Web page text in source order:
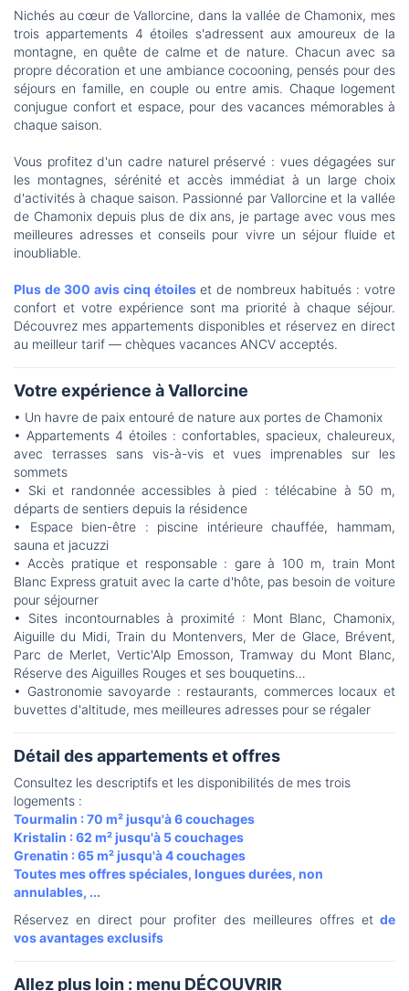
Nichés au cœur de Vallorcine, dans la vallée de Chamonix, mes
trois appartements 4 étoiles s'adressent aux amoureux de la
montagne, en quête de calme et de nature. Chacun avec sa
propre décoration et une ambiance cocooning, pensés pour des
séjours en famille, en couple ou entre amis. Chaque logement
conjugue confort et espace, pour des vacances mémorables à
chaque saison.
Vous profitez d'un cadre naturel préservé : vues dégagées sur
les montagnes, sérénité et accès immédiat à un large choix
d'activités à chaque saison. Passionné par Vallorcine et la vallée
de Chamonix depuis plus de dix ans, je partage avec vous mes
meilleures adresses et conseils pour vivre un séjour fluide et
inoubliable.
Plus de 300 avis cinq étoileset de nombreux habitués : votre
confort et votre expérience sont ma priorité à chaque séjour.
Découvrez mes appartements disponibles et réservez en direct
au meilleur tarif — chèques vacances ANCV acceptés.
Votre expérience à Vallorcine
• Un havre de paix entouré de nature aux portes de Chamonix
• Appartements 4 étoiles : confortables, spacieux, chaleureux,
avec terrasses sans vis-à-vis et vues imprenables sur les
sommets
• Ski et randonnée accessibles à pied : télécabine à 50 m,
départs de sentiers depuis la résidence
• Espace bien-être : piscine intérieure chauffée, hammam,
sauna et jacuzzi
• Accès pratique et responsable : gare à 100 m, train Mont
Blanc Express gratuit avec la carte d'hôte, pas besoin de voiture
pour séjourner
• Sites incontournables à proximité : Mont Blanc, Chamonix,
Aiguille du Midi, Train du Montenvers, Mer de Glace, Brévent,
Parc de Merlet, Vertic'Alp Emosson, Tramway du Mont Blanc,
Réserve des Aiguilles Rouges et ses bouquetins…
• Gastronomie savoyarde : restaurants, commerces locaux et
buvettes d'altitude, mes meilleures adresses pour se régaler
Détail des appartements et offres
Consultez les descriptifs et les disponibilités de mes trois
logements :
Tourmalin : 70 m² jusqu'à 6 couchages
Kristalin : 62 m² jusqu'à 5 couchages
Grenatin : 65 m² jusqu'à 4 couchages
Toutes mes offres spéciales, longues durées, non
annulables, ...
Réservez en direct pour profiter des meilleures offres et de
vos avantages exclusifs
Allez plus loin : menu DÉCOUVRIR